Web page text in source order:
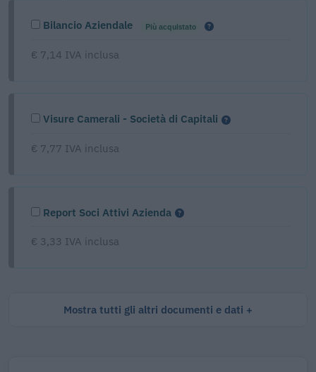
Bilancio Aziendale Più acquistato
€ 7,14 IVA inclusa
Visure Camerali - Società di Capitali
€ 7,77 IVA inclusa
Report Soci Attivi Azienda
€ 3,33 IVA inclusa
Mostra tutti gli altri documenti e dati